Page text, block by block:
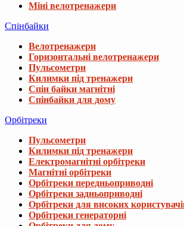
Міні велотренажери
Спінбайки
Велотренажери
Горизонтальні велотренажери
Пульсометри
Килимки під тренажери
Спін байки магнітні
Спінбайки для дому
Орбітреки
Пульсометри
Килимки під тренажери
Електромагнітні орбітреки
Магнітні орбітреки
Орбітреки передньоприводні
Орбітреки задньоприводні
Орбітреки для високих
Орбітреки генераторні